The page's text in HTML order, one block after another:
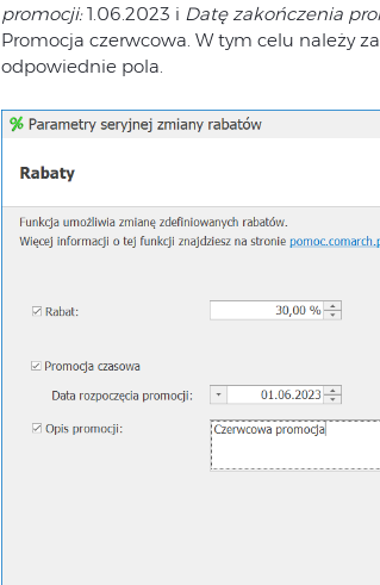
promocji:1.06.2023 i Datę zakończenia
Promocja czerwcowa. W tym celu należy
odpowiednie pola.